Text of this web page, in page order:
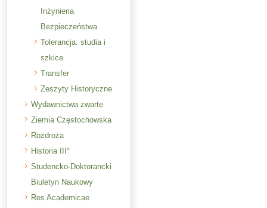
Inżynieria
Bezpieczeństwa
Tolerancja: studia i
szkice
Transfer
Zeszyty Historyczne
Wydawnictwa zwarte
Ziemia Częstochowska
Rozdroża
Historia III°
Studencko-Doktorancki
Biuletyn Naukowy
Res Academicae